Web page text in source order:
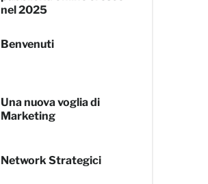
nel 2025
Benvenuti
Una nuova voglia di
Marketing
Network Strategici